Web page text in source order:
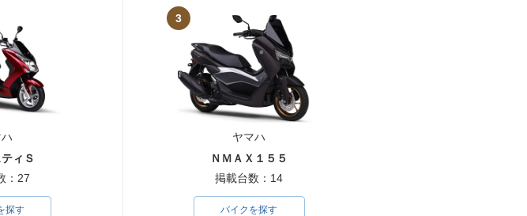
ィＳ
：27
探す
3
ヤマハ
ＮＭＡＸ１５５
掲載台数：14
バイクを探す